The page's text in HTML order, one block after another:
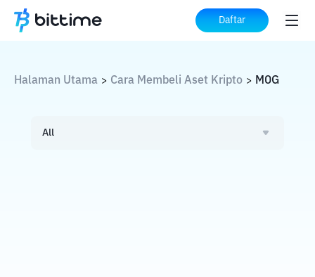
Daftar
Halaman Utama > Cara Membeli Aset Kripto > MOG
All